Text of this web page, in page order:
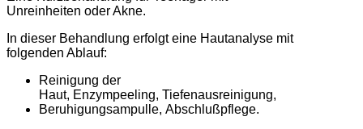
Unreinheiten oder Akne.
In dieser Behandlung erfolgt eine Hautanalyse mit
folgenden Ablauf:
Reinigung der
Haut, Enzympeeling, Tiefenausreinigung,
Beruhigungsampulle, Abschlußpflege.